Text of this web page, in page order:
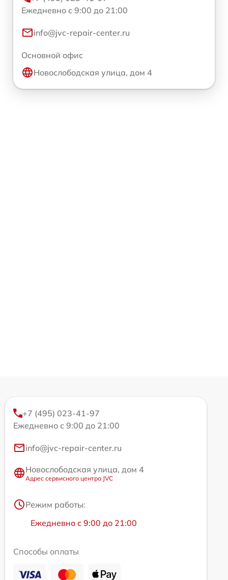
Ежедневно с 9:00 до 21:00
info@jvc-repair-center.ru
Основной офис
Новослободская улица, дом 4
+7 (495) 023-41-97
Ежедневно с 9:00 до 21:00
info@jvc-repair-center.ru
Новослободская улица, дом 4
Адрес сервисного центра JVC
Режим работы:
Ежедневно с 9:00 до 21:00
Способы оплаты